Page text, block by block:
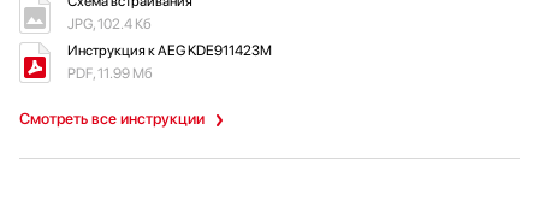
Смотреть все инструкции
JPG, 102.4 Кб
Инструкция к AEG KDE911423M
PDF, 11.99 Мб